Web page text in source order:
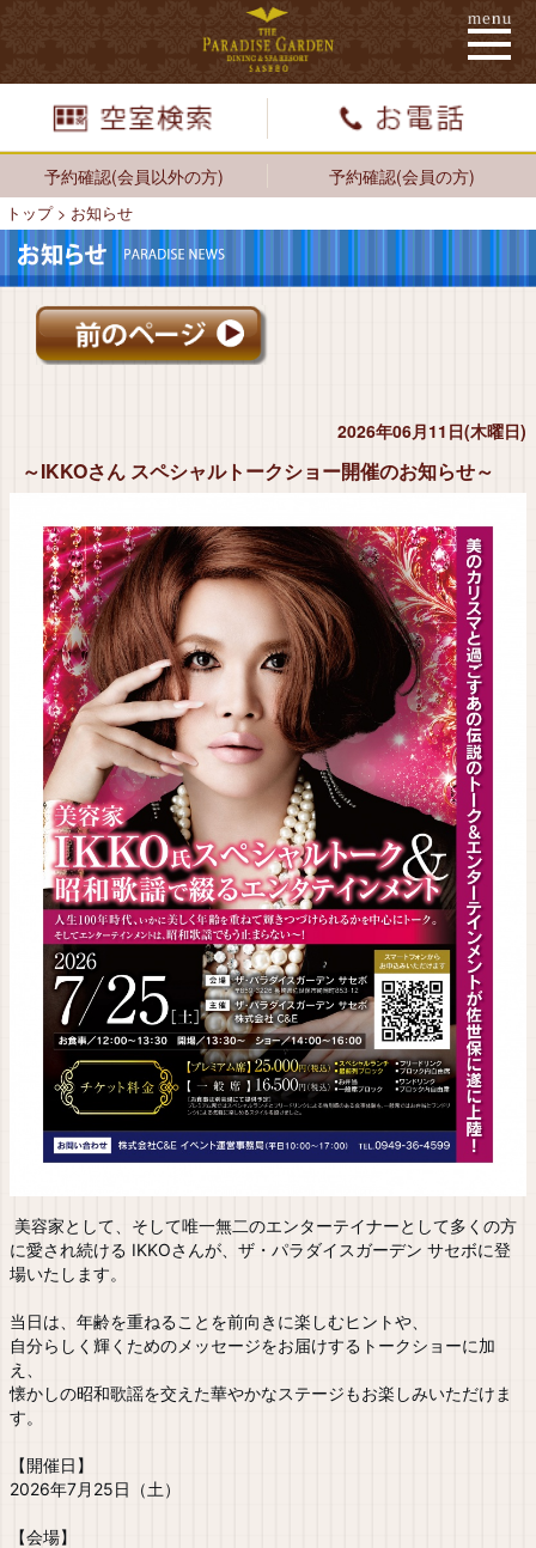
予約確認(会員以外の方) 予約確認(会員の方)
トップ> お知らせ
2026年06月11日(木曜日)
～IKKOさん スペシャルトークショー開催のお知らせ～
美容家として、そして唯一無二のエンターテイナーとして多くの方
に愛され続ける IKKOさんが、ザ・パラダイスガーデン サセボに登
場いたします。
当日は、年齢を重ねることを前向きに楽しむヒントや、
自分らしく輝くためのメッセージをお届けするトークショーに加
え、
懐かしの昭和歌謡を交えた華やかなステージもお楽しみいただけま
す。
【開催日】
2026年7月25日（土）
【会場】